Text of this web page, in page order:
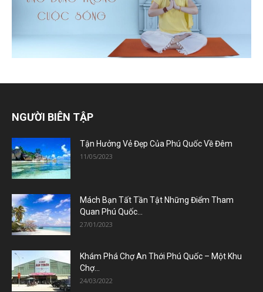
NGƯỜI BIÊN TẬP
Tận Hưởng Vẻ Đẹp Của Phú Quốc Về Đêm
11/05/2023
Mách Bạn Tất Tần Tật Những Điểm Tham
Quan Phú Quốc...
27/01/2023
Khám Phá Chợ An Thới Phú Quốc – Một Khu
Chợ...
24/03/2022